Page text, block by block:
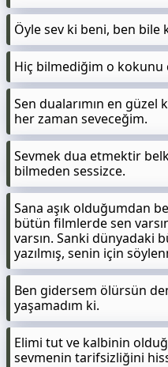
Öyle sev ki beni, ben bile
Hiç bilmediğim o kokunu
Sen dualarımın en güzel
her zaman seveceğim.
Sevmek dua etmektir
bilmeden sessizce.
Sana aşık olduğumdan
bütün filmlerde sen
varsın. Sanki dünyadaki
yazılmış, senin için
Ben gidersem ölürsün
yaşamadım ki.
Elimi tut ve kalbinin
sevmenin tarifsizliğini